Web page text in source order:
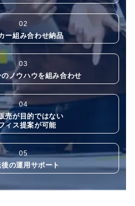
02
ー組み合わせ納品
03
ノウハウを組み合わせ
04
売が目的ではない
ィス提案が可能
05
の運用サポート